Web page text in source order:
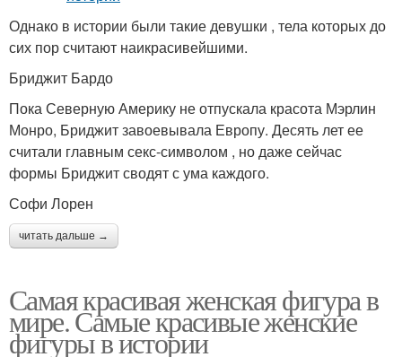
Однако в истории были такие девушки , тела которых до
сих пор считают наикрасивейшими.
Бриджит Бардо
Пока Северную Америку не отпускала красота Мэрлин
Монро, Бриджит завоевывала Европу. Десять лет ее
считали главным секс-символом , но даже сейчас
формы Бриджит сводят с ума каждого.
Софи Лорен
читать дальше →
Самая красивая женская фигура в
мире. Самые красивые женские
фигуры в истории